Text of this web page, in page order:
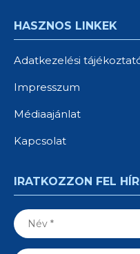
HASZNOS LINKEK
Adatkezelési
Impresszum
Médiaajánlat
Kapcsolat
IRATKOZZON FEL